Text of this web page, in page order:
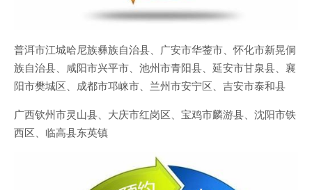
普洱市江城哈尼族彝族自治县、广安市华蓥市、怀化市新晃侗
族自治县、咸阳市兴平市、池州市青阳县、延安市甘泉县、襄
阳市樊城区、成都市邛崃市、兰州市安宁区、吉安市泰和县
广西钦州市灵山县、大庆市红岗区、宝鸡市麟游县、沈阳市铁
西区、临高县东英镇